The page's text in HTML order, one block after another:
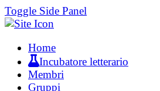
Toggle Side Panel
Home
Incubatore letterario
Membri
Gruppi